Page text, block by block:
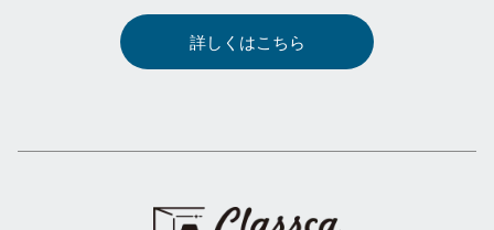
詳しくはこちら